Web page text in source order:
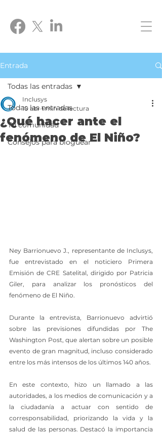
Entrada
Todas las entradas
Tu comunidad
Consejos para bloguear
Todas las entradas
¿Qué hacer ante el
fenómeno de El Niño?
Inclusys
10 abr 1 min de lectura
Ney Barrionuevo J., representante de Inclusys,
fue entrevistado en el noticiero Primera
Emisión de CRE Satelital, dirigido por Patricia
Giler, para analizar los pronósticos del
fenómeno de El Niño.
Durante la entrevista, Barrionuevo advirtió
sobre las previsiones difundidas por The
Washington Post, que alertan sobre un posible
evento de gran magnitud, incluso considerado
entre los más intensos de los últimos 140 años.
En este contexto, hizo un llamado a las
autoridades, a los medios de comunicación y a
la ciudadanía a actuar con sentido de
corresponsabilidad, priorizando la vida y la
salud de las personas. Destacó la importancia